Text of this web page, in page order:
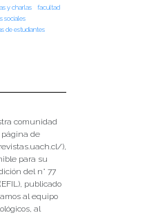
y charlas
facultad
sociales
de estudiantes
comunidad
de
),
para su
del n° 77
publicado
al equipo
al